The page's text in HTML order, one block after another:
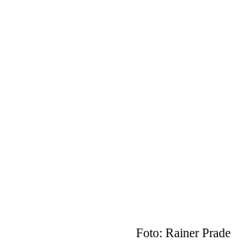
Foto: Rainer Prade